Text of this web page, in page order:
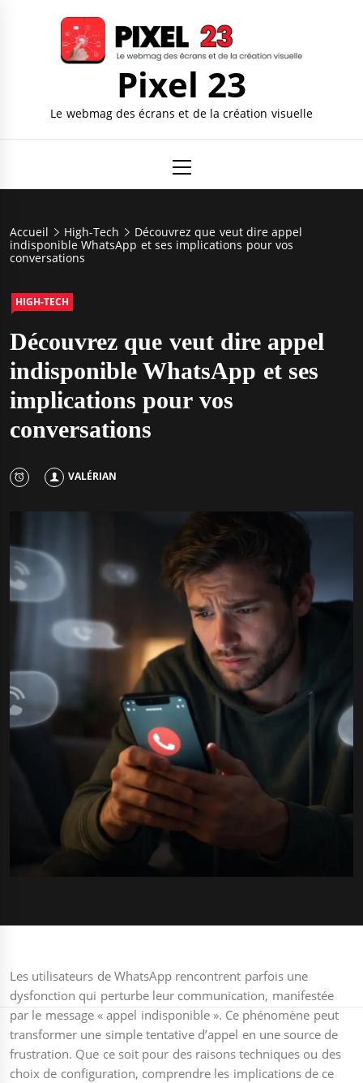
Pixel 23
Le webmag des écrans et de la création visuelle
Menu
Accueil High-Tech
Découvrez que veut dire appel
indisponible WhatsApp et ses implications pour vos
conversations
HIGH-TECH
Découvrez que veut dire appel
indisponible WhatsApp et ses
implications pour vos
conversations
VALÉRIAN
Les utilisateurs de WhatsApp rencontrent parfois une
dysfonction qui perturbe leur communication, manifestée
par le message « appel indisponible ». Ce phénomène peut
transformer une simple tentative d’appel en une source de
frustration. Que ce soit pour des raisons techniques ou des
choix de configuration, comprendre les implications de ce